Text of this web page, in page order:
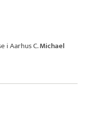
i Aarhus C.Michael